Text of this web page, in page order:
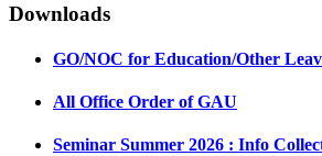
Downloads
GO/NOC for Education/Other
All Office Order of GAU
Seminar Summer 2026 : Info